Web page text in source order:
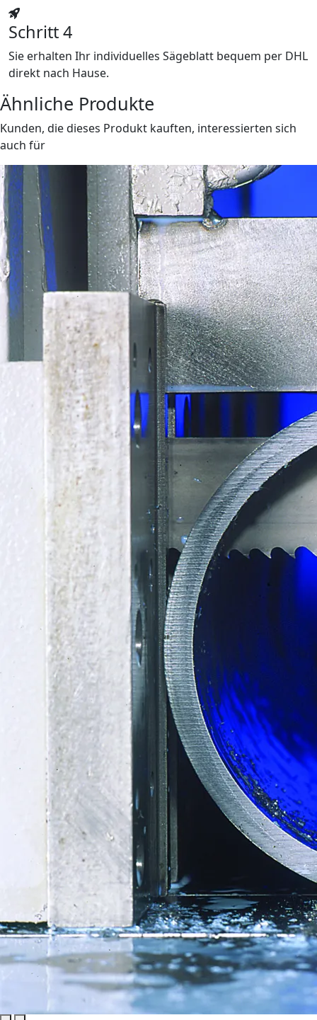
Schritt 4
Sie erhalten Ihr individuelles Sägeblatt bequem per DHL
direkt nach Hause.
Ähnliche Produkte
Kunden, die dieses Produkt kauften, interessierten sich
auch für